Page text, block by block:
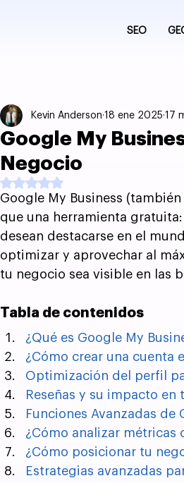
SEO
Google My
Negocio
Kevin Anderson 18 ene 2025 17
Obtuvo NaN de 5 estrellas.
Google My Business
que una herramienta
desean destacarse en el
optimizar y aprovechar al
tu negocio sea visible en las
Tabla de contenidos
¿Qué es Google My
¿Cómo crear una cuenta
Optimización del perfil
Reseñas y su impacto
Funciones Avanzadas de
¿Cómo analizar métricas
¿Cómo posicionar tu
Estrategias avanzadas